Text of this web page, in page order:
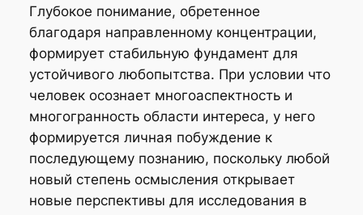
Глубокое понимание, обретенное
благодаря направленному концентрации,
формирует стабильную фундамент для
устойчивого любопытства. При условии что
человек осознает многоаспектность и
многогранность области интереса, у него
формируется личная побуждение к
последующему познанию, поскольку любой
новый степень осмысления открывает
новые перспективы для исследования в